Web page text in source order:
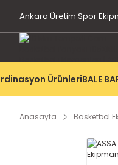
Ankara Üretim Spor
ÜrünleriBALE
Anasayfa Basketbol